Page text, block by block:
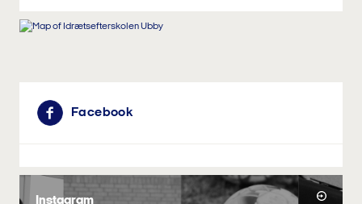
Facebook
Instagram